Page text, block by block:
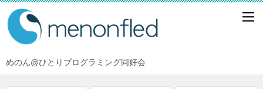
めのん@ひとりプログラミング同好会